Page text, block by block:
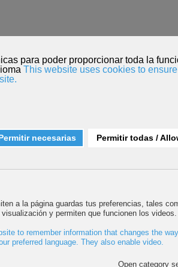
MENDI TOUR KORDADA